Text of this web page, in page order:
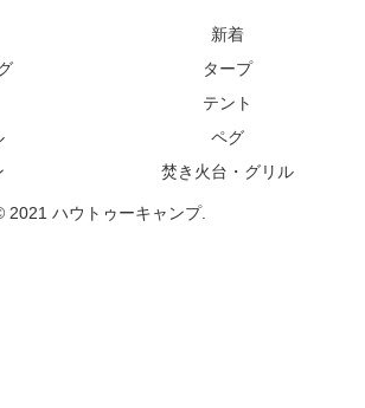
新着
タープ
テント
ペグ
焚き火台・グリル
2021 ハウトゥーキャンプ.